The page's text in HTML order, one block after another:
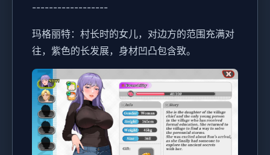
------------------
玛格丽特：村长时的女儿，对边方的范围充满对
往，紫色的长发展，身材凹凸包含致。